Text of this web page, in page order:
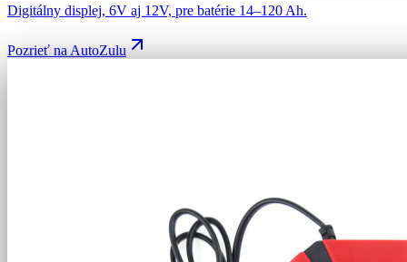
Digitálny displej, 6V aj 12V, pre batérie 14–120 Ah.
Pozrieť na AutoZulu